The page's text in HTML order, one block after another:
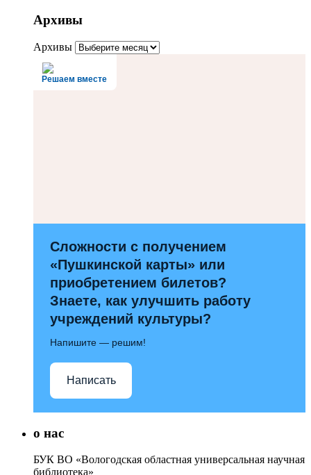
Архивы
Архивы
Решаем вместе
Сложности с получением
«Пушкинской карты» или
приобретением билетов?
Знаете, как улучшить работу
учреждений культуры?
Напишите — решим!
Написать
о нас
БУК ВО «Вологодская областная универсальная научная
библиотека»